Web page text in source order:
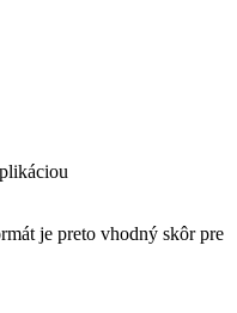
je preto vhodný skôr pre